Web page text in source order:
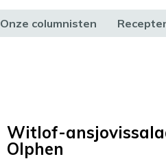
Onze columnisten
Witlof-
Olphen